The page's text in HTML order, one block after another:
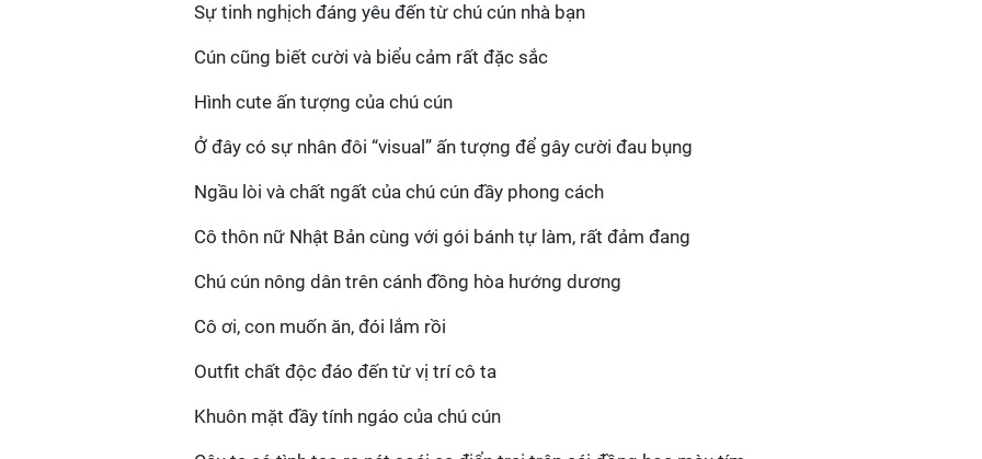
Sự tinh nghịch đáng yêu đến từ chú cún nhà bạn
Cún cũng biết cười và biểu cảm rất đặc sắc
Hình cute ấn tượng của chú cún
Ở đây có sự nhân đôi “visual” ấn tượng để gây cười đau bụng
Ngầu lòi và chất ngất của chú cún đầy phong cách
Cô thôn nữ Nhật Bản cùng với gói bánh tự làm, rất đảm đang
Chú cún nông dân trên cánh đồng hòa hướng dương
Cô ơi, con muốn ăn, đói lắm rồi
Outfit chất độc đáo đến từ vị trí cô ta
Khuôn mặt đầy tính ngáo của chú cún